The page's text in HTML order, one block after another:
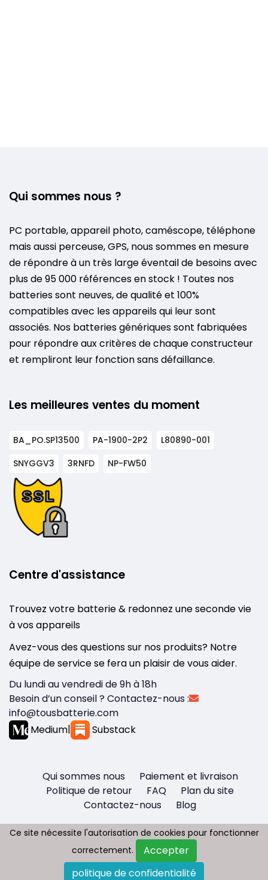
Qui sommes nous ?
PC portable, appareil photo, caméscope, téléphone
mais aussi perceuse, GPS, nous sommes en mesure
de répondre à un très large éventail de besoins avec
plus de 95 000 références en stock ! Toutes nos
batteries sont neuves, de qualité et 100%
compatibles avec les appareils qui leur sont
associés. Nos batteries génériques sont fabriquées
pour répondre aux critères de chaque constructeur
et rempliront leur fonction sans défaillance.
Les meilleures ventes du moment
BA_PO.SP13500 PA-1900-2P2
L80890-001
SNYGGV3
3RNFD NP-FW50
Centre d'assistance
Trouvez votre batterie & redonnez une seconde vie
à vos appareils
Avez-vous des questions sur nos produits? Notre
équipe de service se fera un plaisir de vous aider.
Du lundi au vendredi de 9h à 18h
Besoin d’un conseil ? Contactez-nous :
info@tousbatterie.com
Medium| Substack
Qui sommes nous
Paiement et livraison
Politique de retour
FAQ
Plan du site
Contactez-nous
Blog
Copyright © 2026 - Tous droit réservés
Tousbatterie.com
Ce site nécessite l'autorisation de cookies pour fonctionner
correctement.
Accepter
politique de confidentialité
Ce site nécessite l'autorisation de cookies pour fonctionner
correctement.
Accepter
politique de confidentialité